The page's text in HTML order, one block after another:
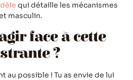
qui détaille les mécanismes
masculin.
face à cette
?
au possible ! Tu as envie de lui